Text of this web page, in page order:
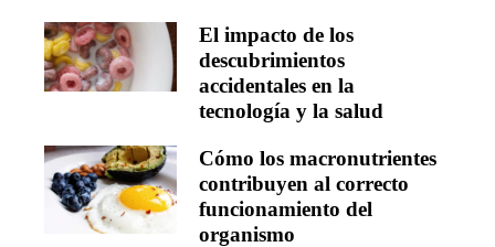
El impacto de los
descubrimientos
accidentales en la
tecnología y la salud
Cómo los macronutrientes
contribuyen al correcto
funcionamiento del
organismo